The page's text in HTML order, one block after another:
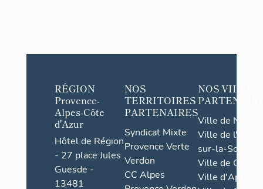
RÉGION
Provence-
Alpes-Côte
d'Azur
Hôtel de Région
- 27 place Jules
Guesde -
13481
NOS
TERRITOIRES
PARTENAIRES
Syndicat Mixte
Provence Verte
Verdon
CC Alpes
NOS VILLES
Ville de Nice
Ville de l'Isle-
sur-la-Sorgue
Ville de Grasse
Ville d'Apt